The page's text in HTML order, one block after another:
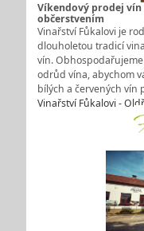
Víkendový prodej vín
občerstvením
Vinařství Fůkalovi je
dlouholetou tradicí
vín.
odrůd vína, abychom
bílých a červených vín
Vinařství Fůkalovi -